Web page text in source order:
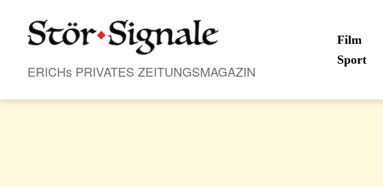
ERICHs PRIVATES ZEITUNGSMAGAZIN
Film
Sport